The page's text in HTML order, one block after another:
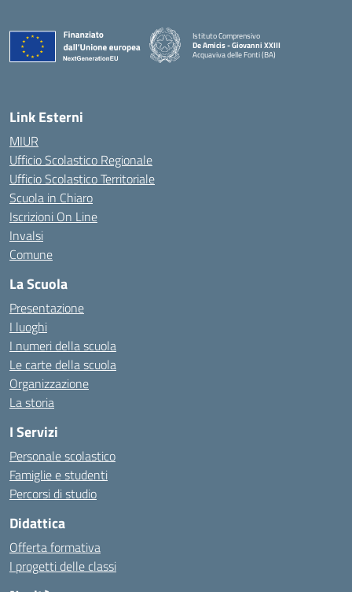
Istituto Comprensivo
De Amicis - Giovanni XXIII
Acquaviva delle Fonti (BA)
— Visita la pagina iniziale della scuola
Link Esterni
MIUR
Ufficio Scolastico Regionale
Ufficio Scolastico Territoriale
Scuola in Chiaro
Iscrizioni On Line
Invalsi
Comune
La Scuola
Presentazione
I luoghi
I numeri della scuola
Le carte della scuola
Organizzazione
La storia
I Servizi
Personale scolastico
Famiglie e studenti
Percorsi di studio
Didattica
Offerta formativa
I progetti delle classi